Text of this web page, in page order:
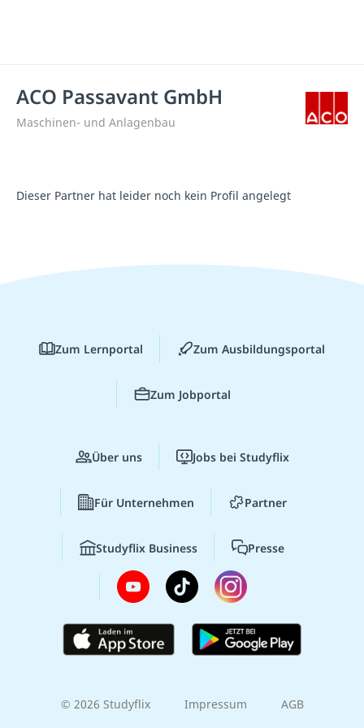
ACO Passavant GmbH
Maschinen- und Anlagenbau
Dieser Partner hat leider noch kein Profil angelegt
Zum Lernportal Zum Ausbildungsportal
Zum Jobportal
Über uns Jobs bei Studyflix
Für Unternehmen Partner
Studyflix Business Presse
© 2026 Studyflix Impressum AGB